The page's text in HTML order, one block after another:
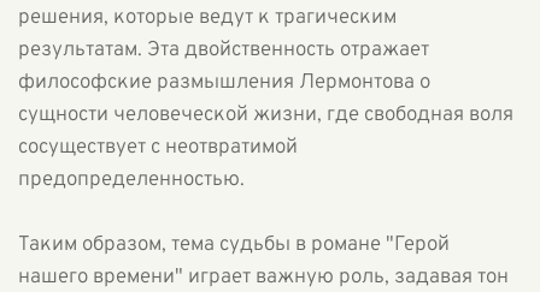
решения, которые ведут к трагическим
результатам. Эта двойственность отражает
философские размышления Лермонтова о
сущности человеческой жизни, где свободная воля
сосуществует с неотвратимой
предопределенностью.
Таким образом, тема судьбы в романе "Герой
нашего времени" играет важную роль, задавая тон